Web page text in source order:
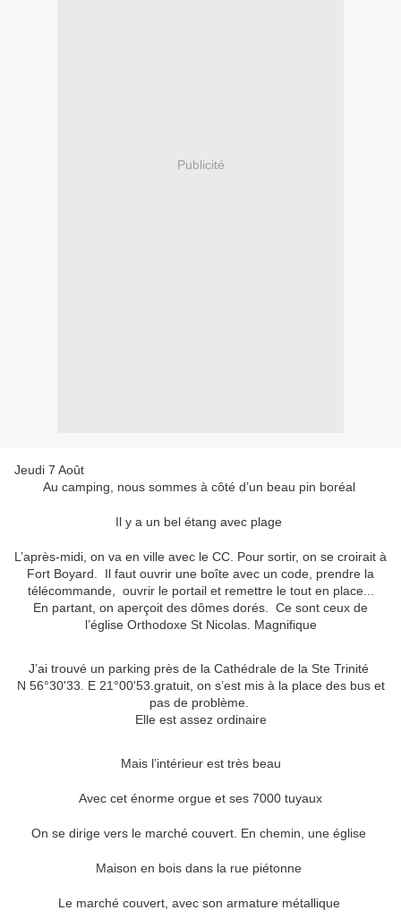
Publicité
Jeudi 7 Août
Au camping, nous sommes à côté d’un beau pin boréal
Il y a un bel étang avec plage
L’après-midi, on va en ville avec le CC. Pour sortir, on se croirait à
Fort Boyard. Il faut ouvrir une boîte avec un code, prendre la
télécommande, ouvrir le portail et remettre le tout en place...
En partant, on aperçoit des dômes dorés. Ce sont ceux de
l’église Orthodoxe St Nicolas. Magnifique
J’ai trouvé un parking près de la Cathédrale de la Ste Trinité
N 56°30'33. E 21°00'53.gratuit, on s’est mis à la place des bus et
pas de problème.
Elle est assez ordinaire
Mais l’intérieur est très beau
Avec cet énorme orgue et ses 7000 tuyaux
On se dirige vers le marché couvert. En chemin, une église
Maison en bois dans la rue piétonne
Le marché couvert, avec son armature métallique